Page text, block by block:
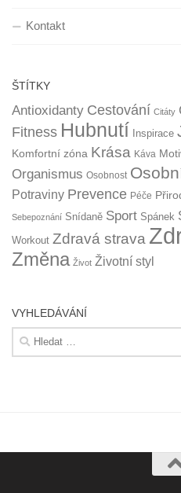
Kontakt
ŠTÍTKY
Antioxidanty Cestování Citáty
Fitness Hubnutí Inspirace
Komfortní zóna Krása Káva
Organismus Osobnost
Potraviny Prevence Péče
Sebepoznání Snídaně Sport Spánek
Workout Zdravá strava
Změna Život Životní styl
VYHLEDÁVÁNÍ
Vyhledávání